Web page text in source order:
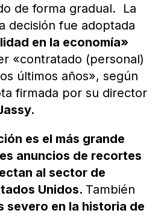
de forma gradual. La
decisión fue adoptada
en la economía»
«contratado (personal)
últimos años», según
firmada por su director
es el más grande
anuncios de recortes
al sector de
Unidos. También
severo en la historia de